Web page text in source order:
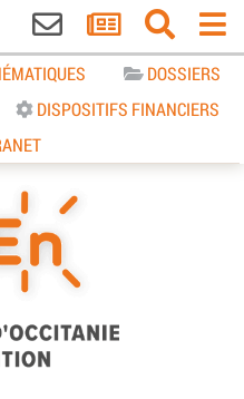
DOSSIERS
DISPOSITIFS FINANCIERS